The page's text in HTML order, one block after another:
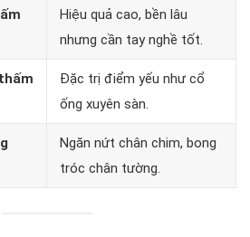
Hiệu quả cao, bền lâu
nhưng cần tay nghề tốt.
Đặc trị điểm yếu như cổ
ống xuyên sàn.
Ngăn nứt chân chim, bong
tróc chân tường.